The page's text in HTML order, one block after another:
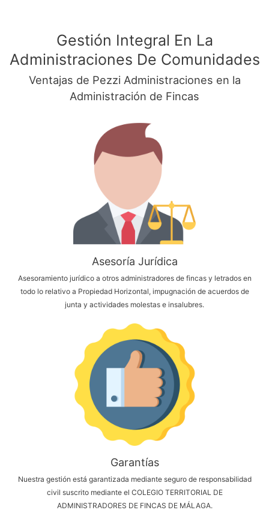
Gestión Integral En La
Administraciones De Comunidades
Ventajas de Pezzi Administraciones en la
Administración de Fincas
Asesoría Jurídica
Asesoramiento jurídico a otros administradores de fincas y letrados en
todo lo relativo a Propiedad Horizontal, impugnación de acuerdos de
junta y actividades molestas e insalubres.
Garantías
Nuestra gestión está garantizada mediante seguro de responsabilidad
civil suscrito mediante el COLEGIO TERRITORIAL DE
ADMINISTRADORES DE FINCAS DE MÁLAGA.